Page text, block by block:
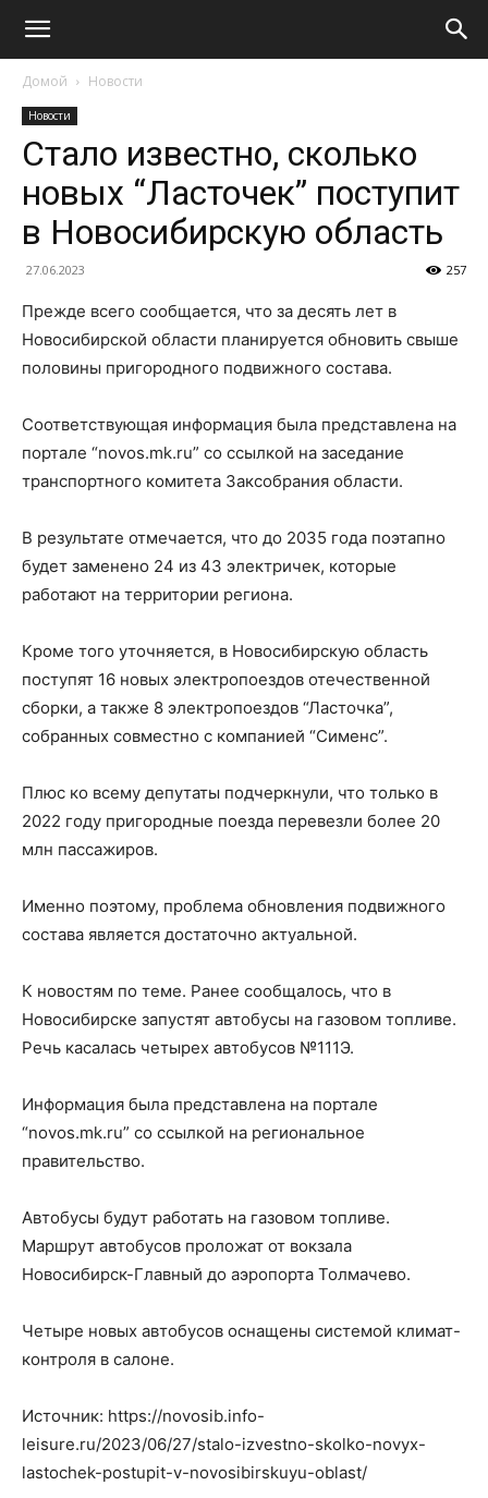
Домой Новости
Новости
Стало известно, сколько
новых “Ласточек” поступит
в Новосибирскую область
27.06.2023 257
Прежде всего сообщается, что за десять лет в
Новосибирской области планируется обновить свыше
половины пригородного подвижного состава.
Соответствующая информация была представлена на
портале “novos.mk.ru” со ссылкой на заседание
транспортного комитета Заксобрания области.
В результате отмечается, что до 2035 года поэтапно
будет заменено 24 из 43 электричек, которые
работают на территории региона.
Кроме того уточняется, в Новосибирскую область
поступят 16 новых электропоездов отечественной
сборки, а также 8 электропоездов “Ласточка”,
собранных совместно с компанией “Сименс”.
Плюс ко всему депутаты подчеркнули, что только в
2022 году пригородные поезда перевезли более 20
млн пассажиров.
Именно поэтому, проблема обновления подвижного
состава является достаточно актуальной.
К новостям по теме. Ранее сообщалось, что в
Новосибирске запустят автобусы на газовом топливе.
Речь касалась четырех автобусов №111Э.
Информация была представлена на портале
“novos.mk.ru” со ссылкой на региональное
правительство.
Автобусы будут работать на газовом топливе.
Маршрут автобусов проложат от вокзала
Новосибирск-Главный до аэропорта Толмачево.
Четыре новых автобусов оснащены системой климат-
контроля в салоне.
Источник: https://novosib.info-
leisure.ru/2023/06/27/stalo-izvestno-skolko-novyx-
lastochek-postupit-v-novosibirskuyu-oblast/